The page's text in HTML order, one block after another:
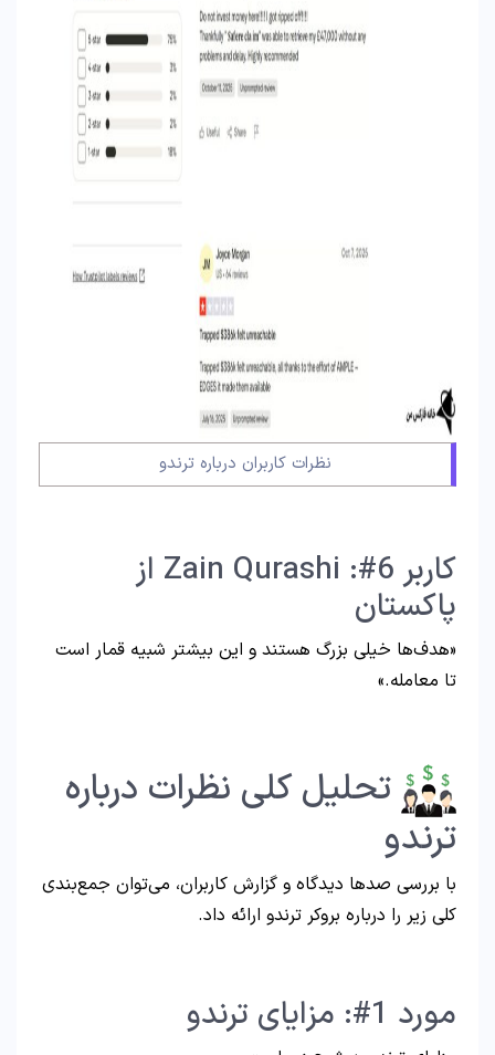
نظرات کاربران درباره ترندو
کاربر 6#: Zain Qurashi از
پاکستان
«هدف‌ها خیلی بزرگ هستند و این بیشتر شبیه قمار است
تا معامله.»
تحلیل کلی نظرات درباره
ترندو
با بررسی صدها دیدگاه و گزارش کاربران، می‌توان جمع‌بندی
کلی زیر را درباره بروکر ترندو ارائه داد.
مورد 1#: مزایای ترندو